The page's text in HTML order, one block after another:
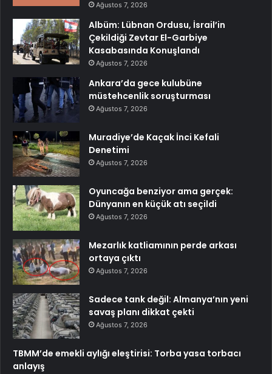
Ağustos 7, 2026
Albüm: Lübnan Ordusu, İsrail’in
Çekildiği Zevtar El-Garbiye
Kasabasında Konuşlandı
Ağustos 7, 2026
Ankara’da gece kulubüne
müstehcenlik soruşturması
Ağustos 7, 2026
Muradiye’de Kaçak İnci Kefali
Denetimi
Ağustos 7, 2026
Oyuncağa benziyor ama gerçek:
Dünyanın en küçük atı seçildi
Ağustos 7, 2026
Mezarlık katliamının perde arkası
ortaya çıktı
Ağustos 7, 2026
Sadece tank değil: Almanya’nın yeni
savaş planı dikkat çekti
Ağustos 7, 2026
TBMM’de emekli aylığı eleştirisi: Torba yasa torbacı
anlayış